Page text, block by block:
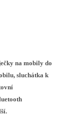
na mobily do
, sluchátka k